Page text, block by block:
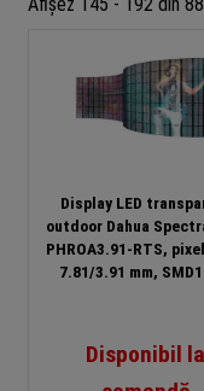
Display LED
outdoor Dahua
PHROA3.91-RTS,
7.81/3.91 mm,
Disponibil la